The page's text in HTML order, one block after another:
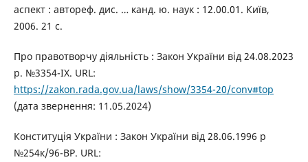
аспект : автореф. дис. … канд. ю. наук : 12.00.01. Київ,
2006. 21 с.
Про правотворчу діяльність : Закон України від 24.08.2023
р. №3354-IX. URL:
https://zakon.rada.gov.ua/laws/show/3354-20/conv#top
(дата звернення: 11.05.2024)
Конституція України : Закон України від 28.06.1996 р
№254к/96-ВР. URL: